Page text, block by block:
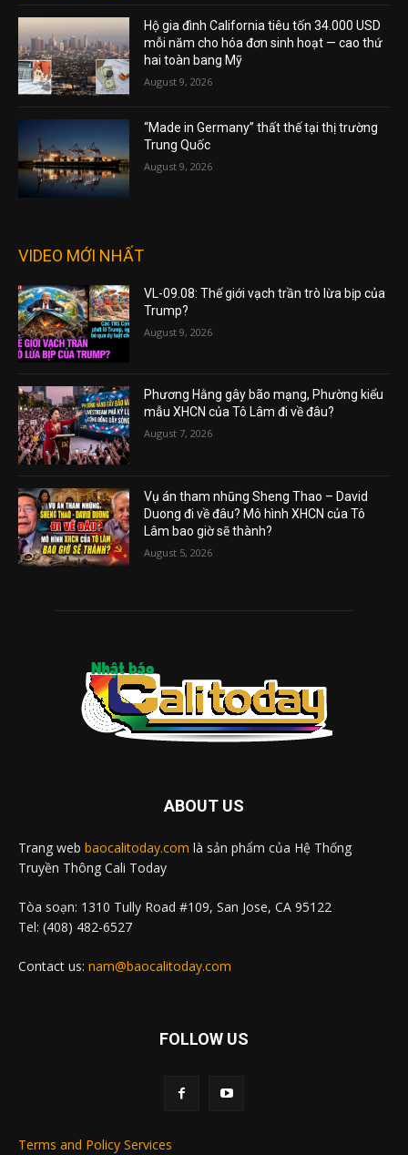
Hộ gia đình California tiêu tốn 34.000 USD
mỗi năm cho hóa đơn sinh hoạt — cao thứ
hai toàn bang Mỹ
August 9, 2026
“Made in Germany” thất thế tại thị trường
Trung Quốc
August 9, 2026
VIDEO MỚI NHẤT
VL-09.08: Thế giới vạch trần trò lừa bịp của
Trump?
August 9, 2026
Phương Hằng gây bão mạng, Phường kiểu
mẫu XHCN của Tô Lâm đi về đâu?
August 7, 2026
Vụ án tham nhũng Sheng Thao – David
Duong đi về đâu? Mô hình XHCN của Tô
Lâm bao giờ sẽ thành?
August 5, 2026
ABOUT US
Trang web baocalitoday.com là sản phẩm của Hệ Thống
Truyền Thông Cali Today
Tòa soạn: 1310 Tully Road #109, San Jose, CA 95122
Tel: (408) 482-6527
Contact us: nam@baocalitoday.com
FOLLOW US
Terms and Policy Services